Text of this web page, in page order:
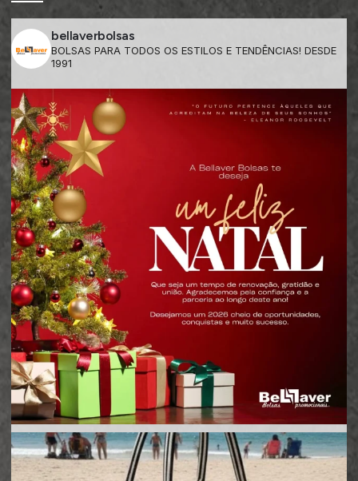
bellaverbolsas
BOLSAS PARA TODOS OS ESTILOS E TENDÊNCIAS! DESDE
1991